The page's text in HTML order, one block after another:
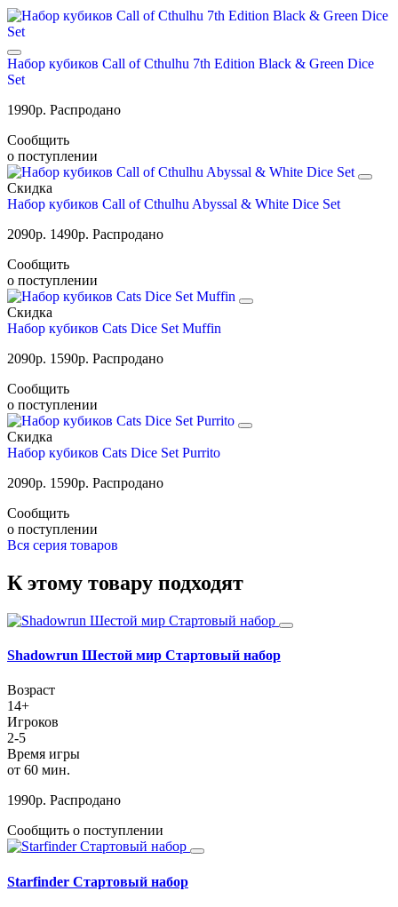
Набор кубиков Call of Cthulhu 7th Edition Black & Green Dice
Set
1990р. Распродано
Сообщить
о поступлении
Скидка
Набор кубиков Call of Cthulhu Abyssal & White Dice Set
2090р. 1490р. Распродано
Сообщить
о поступлении
Скидка
Набор кубиков Cats Dice Set Muffin
2090р. 1590р. Распродано
Сообщить
о поступлении
Скидка
Набор кубиков Cats Dice Set Purrito
2090р. 1590р. Распродано
Сообщить
о поступлении
Вся серия товаров
К этому товару подходят
Shadowrun Шестой мир Стартовый набор
Возраст
14+
Игроков
2-5
Время игры
от 60 мин.
1990р. Распродано
Сообщить о поступлении
Starfinder Стартовый набор